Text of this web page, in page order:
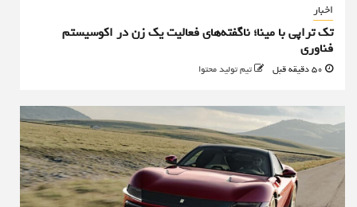
اخبار
تک تراپی با مینا؛ ناگفته‌های فعالیت یک زن در اکوسیستم
فناوری
تیم تولید محتوا